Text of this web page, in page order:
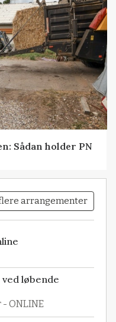
Sådan holder PN
arrangementer
løbende
ONLINE